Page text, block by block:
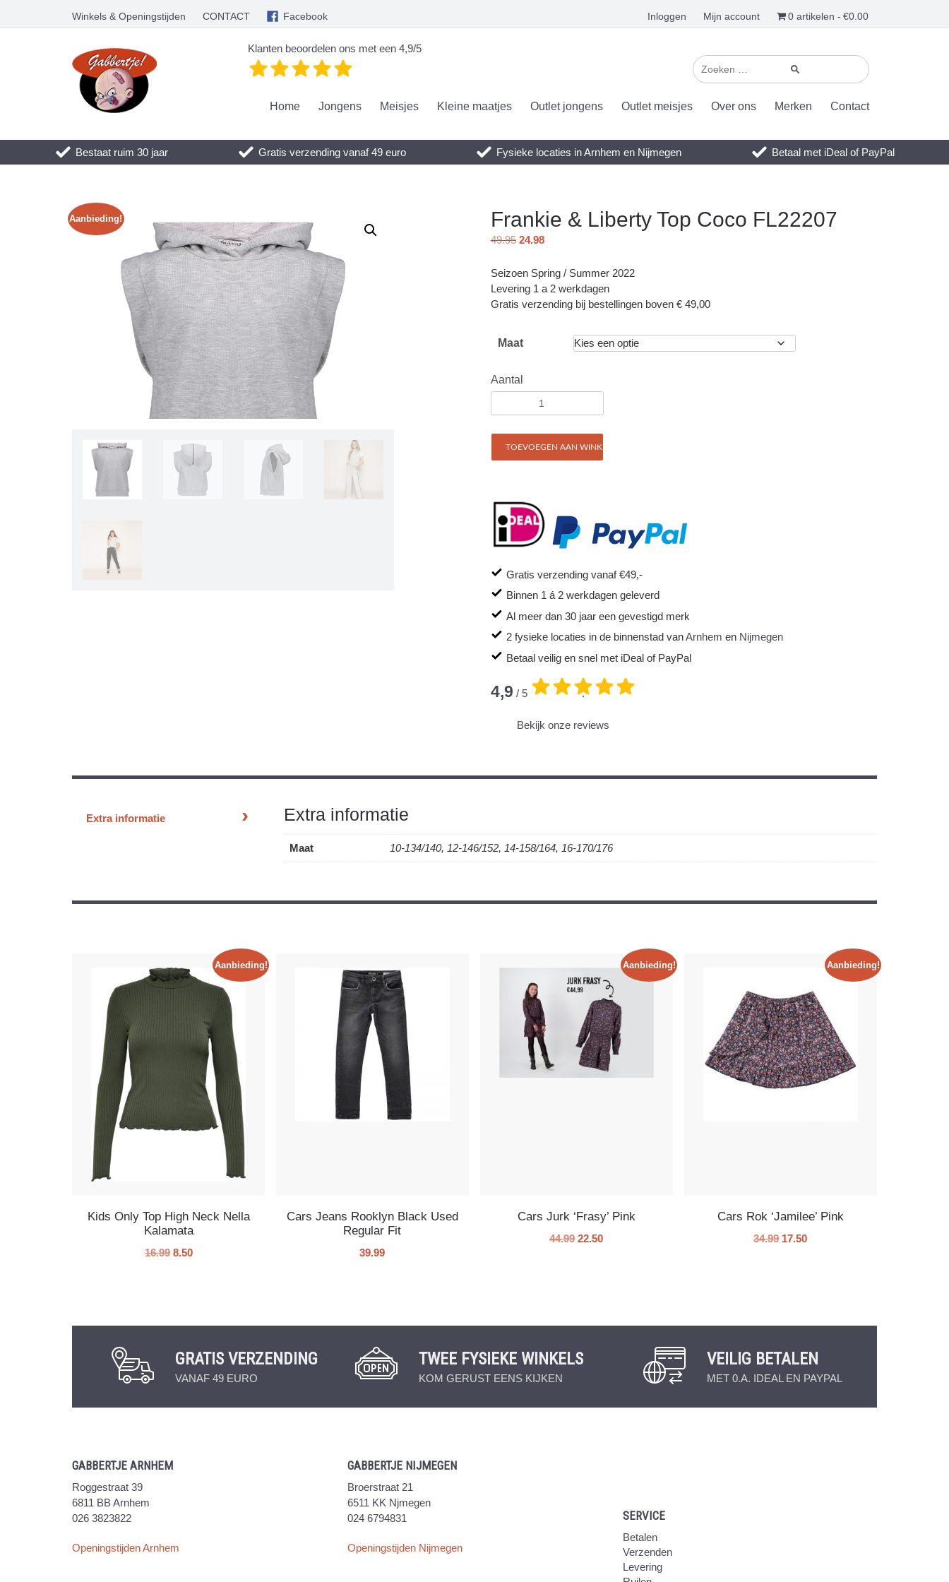
Winkels & Openingstijden CONTACT Facebook Inloggen Mijn account 0 artikelen €0.00
Klanten beoordelen ons met een 4,9/5
Home Jongens Meisjes Kleine maatjes Outlet jongens Outlet meisjes Over ons Merken Contact
Bestaat ruim 30 jaar Gratis verzending vanaf 49 euro Fysieke locaties in Arnhem en Nijmegen Betaal met iDeal of PayPal
Aanbieding! Frankie & Liberty Top Coco FL22207
49.95 24.98
Seizoen Spring / Summer 2022
Levering 1 a 2 werkdagen
Gratis verzending bij bestellingen boven € 49,00
Maat
Aantal
TOEVOEGEN AAN WINKELWAGEN
Gratis verzending vanaf €49,-
Binnen 1 á 2 werkdagen geleverd
Al meer dan 30 jaar een gevestigd merk
2 fysieke locaties in de binnenstad vanArnhem en Nijmegen
Betaal veilig en snel met iDeal of PayPal
4,9 / 5 .
Bekijk onze reviews
Extra informatie Extra informatie
Maat 10-134/140, 12-146/152, 14-158/164, 16-170/176
Aanbieding!
Kids Only Top High Neck Nella
Kalamata
16.99 8.50
Cars Jeans Rooklyn Black Used
Regular Fit
39.99
Aanbieding!
Cars Jurk ‘Frasy’ Pink
44.99 22.50
Aanbieding!
Cars Rok ‘Jamilee’ Pink
34.99 17.50
GRATIS VERZENDING
VANAF 49 EURO
TWEE FYSIEKE WINKELS
KOM GERUST EENS KIJKEN
VEILIG BETALEN
MET 0.A. IDEAL EN PAYPAL
GABBERTJE ARNHEM
Roggestraat 39
6811 BB Arnhem
026 3823822
Openingstijden Arnhem
GABBERTJE NIJMEGEN
Broerstraat 21
6511 KK Njmegen
024 6794831
Openingstijden Nijmegen
SERVICE
Betalen
Verzenden
Levering